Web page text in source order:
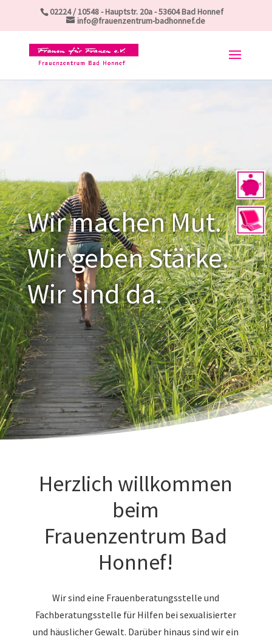
02224 / 10548 - Hauptstr. 20a - 53604 Bad Honnef
info@frauenzentrum-badhonnef.de
Wir machen Mut.
Wir geben Stärke.
Wir sind da.
Herzlich willkommen
beim
Frauenzentrum Bad
Honnef!
Wir sind eine Frauenberatungsstelle und
Fachberatungsstelle für Hilfen bei sexualisierter
und häuslicher Gewalt. Darüber hinaus sind wir ein